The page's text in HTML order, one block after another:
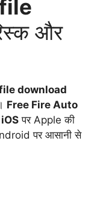
और
download
Free Fire Auto
पर Apple की
पर आसानी से